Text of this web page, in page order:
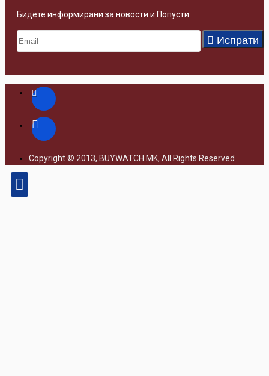
Бидете информирани за новости и Попусти
Испрати
Copyright © 2013, BUYWATCH.MK, All Rights Reserved